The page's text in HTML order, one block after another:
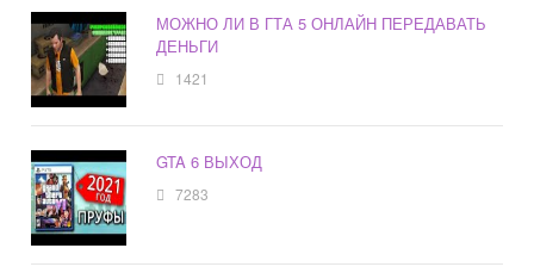
МОЖНО ЛИ В ГТА 5 ОНЛАЙН ПЕРЕДАВАТЬ
ДЕНЬГИ
1421
GTA 6 ВЫХОД
7283